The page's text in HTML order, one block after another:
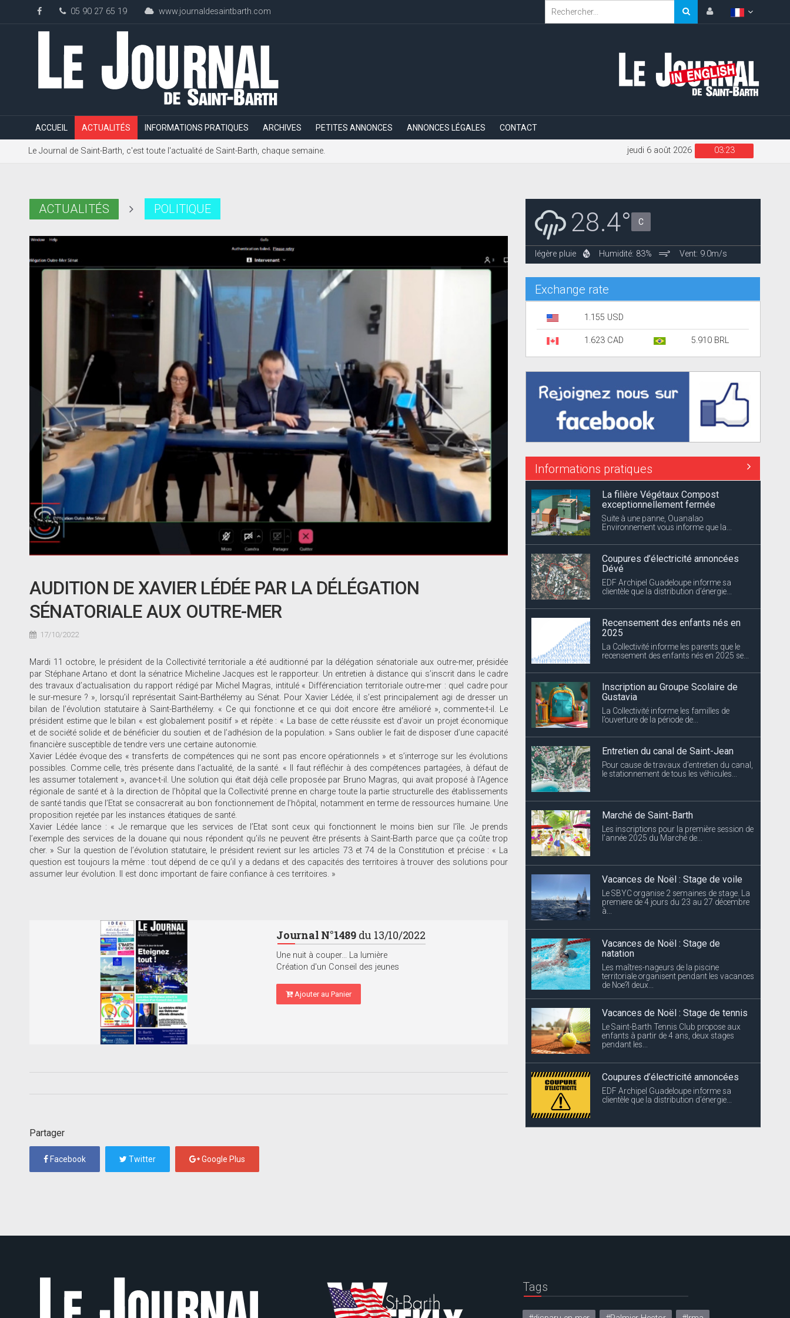
05 90 27 65 19 www.journaldesaintbarth.com
ACCUEIL ACTUALITÉS INFORMATIONS PRATIQUES ARCHIVES PETITES ANNONCES ANNONCES LÉGALES CONTACT
Le Journal de Saint-Barth, c'est toute l'actualité de Saint-Barth, chaque semaine. 03:23
jeudi 6 août 2026
ACTUALITÉS POLITIQUE
AUDITION DE XAVIER LÉDÉE PAR LA DÉLÉGATION
SÉNATORIALE AUX OUTRE-MER
17/10/2022
Mardi 11 octobre, le président de la Collectivité territoriale a été auditionné par la délégation sénatoriale aux outre-mer, présidée
par Stéphane Artano et dont la sénatrice Micheline Jacques est le rapporteur. Un entretien à distance qui s’inscrit dans le cadre
des travaux d’actualisation du rapport rédigé par Michel Magras, intitulé « Différenciation territoriale outre-mer : quel cadre pour
le sur-mesure ? », lorsqu’il représentait Saint-Barthélemy au Sénat. Pour Xavier Lédée, il s’est principalement agi de dresser un
bilan de l’évolution statutaire à Saint-Barthélemy. « Ce qui fonctionne et ce qui doit encore être amélioré », commente-t-il. Le
président estime que le bilan « est globalement positif » et répète : « La base de cette réussite est d’avoir un projet économique
et de société solide et de bénéficier du soutien et de l’adhésion de la population. » Sans oublier le fait de disposer d’une capacité
financière susceptible de tendre vers une certaine autonomie.
Xavier Lédée évoque des « transferts de compétences qui ne sont pas encore opérationnels » et s’interroge sur les évolutions
possibles. Comme celle, très présente dans l’actualité, de la santé. « Il faut réfléchir à des compétences partagées, à défaut de
les assumer totalement », avance-t-il. Une solution qui était déjà celle proposée par Bruno Magras, qui avait proposé à l’Agence
régionale de santé et à la direction de l’hôpital que la Collectivité prenne en charge toute la partie structurelle des établissements
de santé tandis que l’Etat se consacrerait au bon fonctionnement de l’hôpital, notamment en terme de ressources humaine. Une
proposition rejetée par les instances étatiques de santé.
Xavier Lédée lance : « Je remarque que les services de l’Etat sont ceux qui fonctionnent le moins bien sur l’île. Je prends
l’exemple des services de la douane qui nous répondent qu’ils ne peuvent être présents à Saint-Barth parce que ça coûte trop
cher. » Sur la question de l’évolution statutaire, le président revient sur les articles 73 et 74 de la Constitution et précise : « La
question est toujours la même : tout dépend de ce qu’il y a dedans et des capacités des territoires à trouver des solutions pour
assumer leur évolution. Il est donc important de faire confiance à ces territoires. »
Journal N°1489du 13/10/2022
Une nuit à couper... La lumière
Création d'un Conseil des jeunes
Ajouter au Panier
Partager
Facebook Twitter Google Plus
28.4° C
légère pluie Humidité: 83% Vent: 9.0m/s
Exchange rate
1.155 USD
1.623 CAD 5.910 BRL
Informations pratiques
La filière Végétaux Compost
exceptionnellement fermée
Suite à une panne, Ouanalao
Environnement vous informe que la...
Coupures d’électricité annoncées
Dévé
EDF Archipel Guadeloupe informe sa
clientèle que la distribution d’énergie...
Recensement des enfants nés en
2025
La Collectivité informe les parents que le
recensement des enfants nés en 2025 se...
Inscription au Groupe Scolaire de
Gustavia
La Collectivité informe les familles de
l’ouverture de la période de...
Entretien du canal de Saint-Jean
Pour cause de travaux d’entretien du canal,
le stationnement de tous les véhicules...
Marché de Saint-Barth
Les inscriptions pour la première session de
l’année 2025 du Marché de...
Vacances de Noël : Stage de voile
Le SBYC organise 2 semaines de stage. La
premiere de 4 jours du 23 au 27 décembre
à...
Vacances de Noël : Stage de
natation
Les maîtres-nageurs de la piscine
territoriale organisent pendant les vacances
de Noe?l deux...
Vacances de Noël : Stage de tennis
Le Saint-Barth Tennis Club propose aux
enfants à partir de 4 ans, deux stages
pendant les...
Coupures d’électricité annoncées
EDF Archipel Guadeloupe informe sa
clientèle que la distribution d’énergie...
Tags